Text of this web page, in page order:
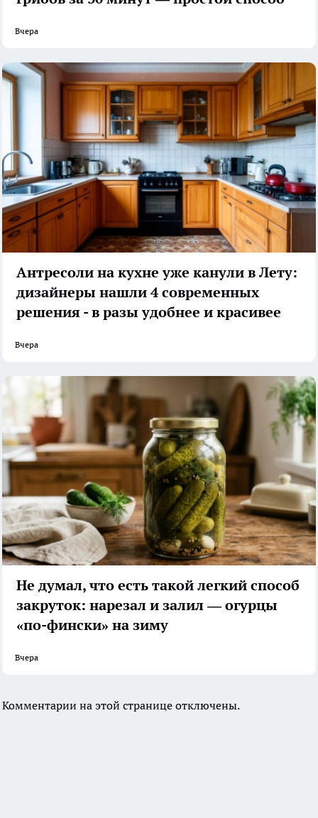
Вчера
Антресоли на кухне уже канули в Лету:
дизайнеры нашли 4 современных
решения - в разы удобнее и красивее
Вчера
Не думал, что есть такой легкий способ
закруток: нарезал и залил — огурцы
«по-фински» на зиму
Вчера
Комментарии на этой странице отключены.